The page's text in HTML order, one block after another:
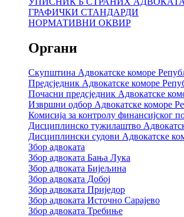
ГРАФИЧКИ СТАНДАРДИ
НОРМАТИВНИ ОКВИР
Органи
Скупштина Адвокатске коморе
Предсједник Адвокатске коморе
Почасни предсједник Адвокатске
Извршни одбор Адвокатске коморе
Комисија за контролу финансијског
Дисциплинско тужилаштво
Дисциплински судови Адвокатске
Збор адвоката
Збор адвоката Бања Лука
Збор адвоката Бијељина
Збор адвоката Добој
Збор адвоката Приједор
Збор адвоката Источно Сарајево
Збор адвоката Требиње